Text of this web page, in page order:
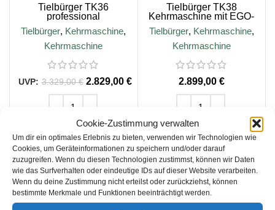
Cookie-Zustimmung verwalten
Um dir ein optimales Erlebnis zu bieten, verwenden wir Technologien wie
Cookies, um Geräteinformationen zu speichern und/oder darauf
zuzugreifen. Wenn du diesen Technologien zustimmst, können wir Daten
wie das Surfverhalten oder eindeutige IDs auf dieser Website verarbeiten.
Wenn du deine Zustimmung nicht erteilst oder zurückziehst, können
bestimmte Merkmale und Funktionen beeinträchtigt werden.
Tielbürger TK36
professional
Kehrmaschine,
HondaCV170 Motor
Tielbürger, Kehrmaschine,
Kehrmaschine
3.329,00€ 2.829,00 €
inkl. 19 % MwSt.
zzgl.Versandkosten
Tielbürger TK38
Kehrmaschine mit EGO-
Akku-Motor
Tielbürger, Kehrmaschine,
Kehrmaschine
€
inkl. 19 % MwSt.
zzgl.Versandkosten